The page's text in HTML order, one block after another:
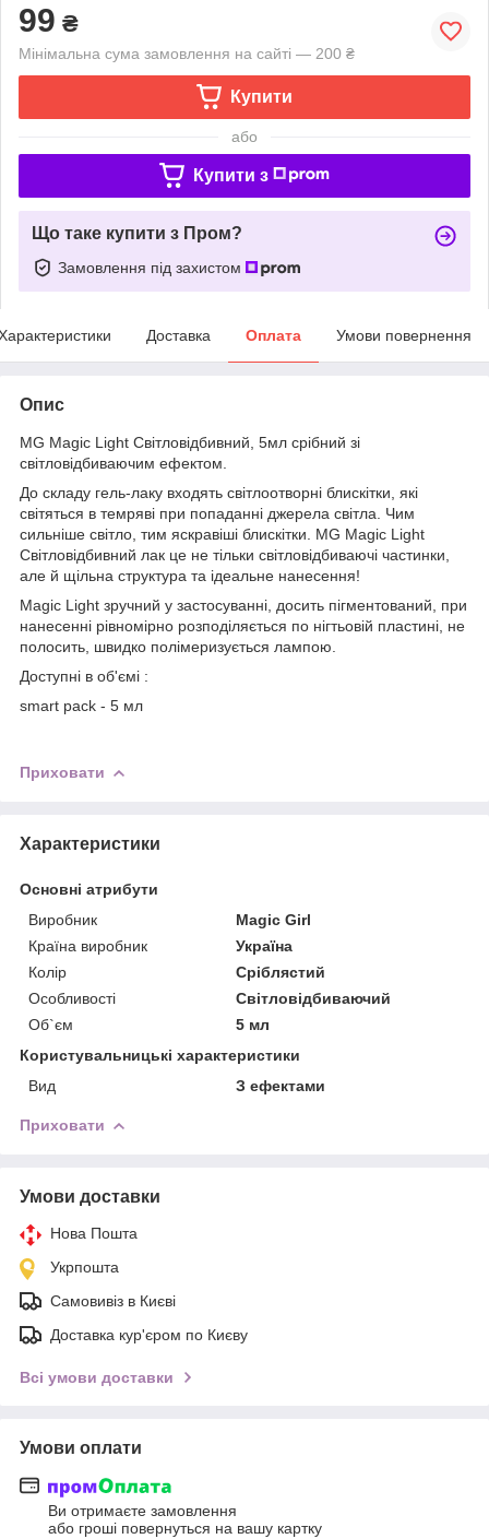
99 ₴
Мінімальна сума замовлення на сайті — 200 ₴
Купити
або
Купити з
Що таке купити з Пром?
Замовлення під захистом
Доставка Оплата Умови повернення
Опис
MG Magic Light Світловідбивний, 5мл срібний зі
світловідбиваючим ефектом.
До складу гель-лаку входять світлоотворні блискітки, які
світяться в темряві при попаданні джерела світла. Чим
сильніше світло, тим яскравіші блискітки. MG Magic Light
Світловідбивний лак це не тільки світловідбиваючі частинки,
але й щільна структура та ідеальне нанесення!
Magic Light зручний у застосуванні, досить пігментований, при
нанесенні рівномірно розподіляється по нігтьовій пластині, не
полосить, швидко полімеризується лампою.
Доступні в об'ємі :
smart pack - 5 мл
Приховати
Характеристики
Основні атрибути
Виробник
Magic Girl
Країна виробник
Україна
Колір
Сріблястий
Особливості
Світловідбиваючий
Об`єм
5 мл
Користувальницькі характеристики
Вид
З ефектами
Приховати
Умови доставки
Нова Пошта
Укрпошта
Самовивіз в Києві
Доставка кур'єром по Києву
Всі умови доставки
Умови оплати
Ви отримаєте замовлення
або гроші повернуться на вашу картку